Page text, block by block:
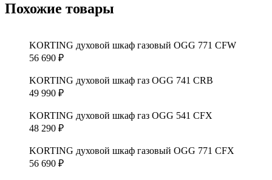
Похожие товары
KORTING духовой шкаф газовый OGG 771 CFW
56 690 ₽
KORTING духовой шкаф газ OGG 741 CRB
49 990 ₽
KORTING духовой шкаф газ OGG 541 CFX
48 290 ₽
KORTING духовой шкаф газовый OGG 771 CFX
56 690 ₽